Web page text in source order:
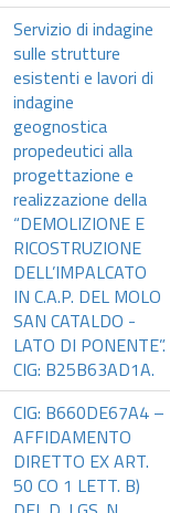
Servizio di indagine
sulle strutture
esistenti e lavori di
indagine
geognostica
propedeutici alla
progettazione e
realizzazione della
“DEMOLIZIONE E
RICOSTRUZIONE
DELL’IMPALCATO
IN C.A.P. DEL MOLO
SAN CATALDO -
LATO DI PONENTE”.
CIG: B25B63AD1A.
CIG: B660DE67A4 –
AFFIDAMENTO
DIRETTO EX ART.
50 CO 1 LETT. B)